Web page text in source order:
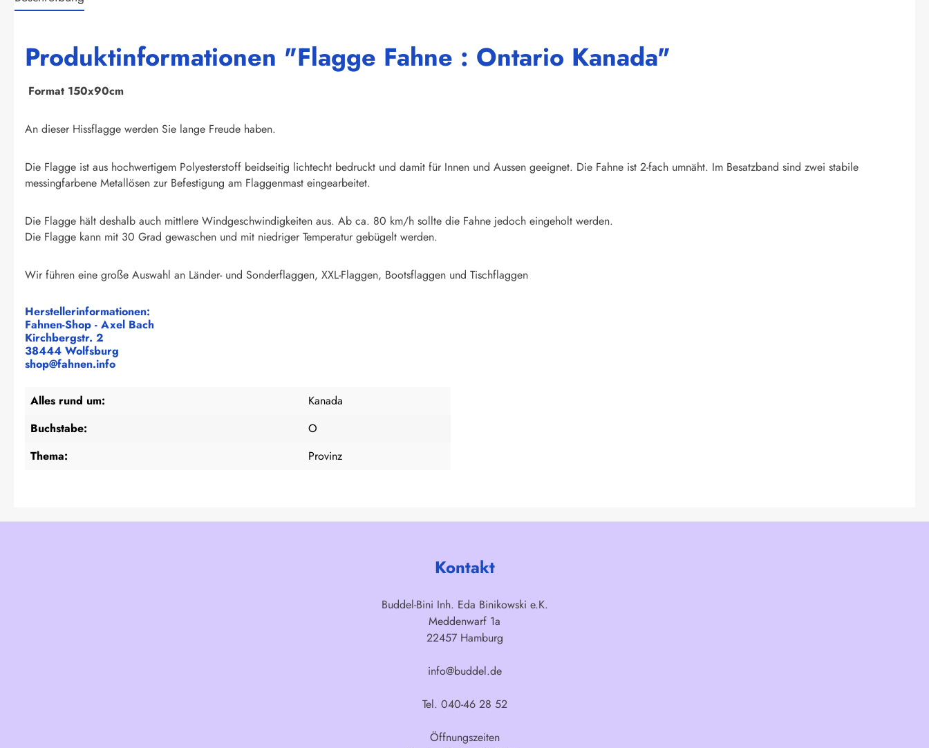
Produktinformationen "Flagge Fahne : Ontario Kanada"
Format 150x90cm
An dieser Hissflagge werden Sie lange Freude haben.
Die Flagge ist aus hochwertigem Polyesterstoff beidseitig lichtecht bedruckt und damit für Innen und Aussen geeignet. Die Fahne ist 2-fach umnäht. Im Besatzband sind zwei stabile
messingfarbene Metallösen zur Befestigung am Flaggenmast eingearbeitet.
Die Flagge hält deshalb auch mittlere Windgeschwindigkeiten aus. Ab ca. 80 km/h sollte die Fahne jedoch eingeholt werden.
Die Flagge kann mit 30 Grad gewaschen und mit niedriger Temperatur gebügelt werden.
Wir führen eine große Auswahl an Länder- und Sonderflaggen, XXL-Flaggen, Bootsflaggen und Tischflaggen
Herstellerinformationen:
Fahnen-Shop - Axel Bach
Kirchbergstr. 2
38444 Wolfsburg
shop@fahnen.info
Alles rund um:
Kanada
Buchstabe:
O
Thema:
Provinz
Kontakt
Buddel-Bini Inh. Eda Binikowski e.K.
Meddenwarf 1a
22457 Hamburg
info@buddel.de
Tel. 040-46 28 52
Öffnungszeiten